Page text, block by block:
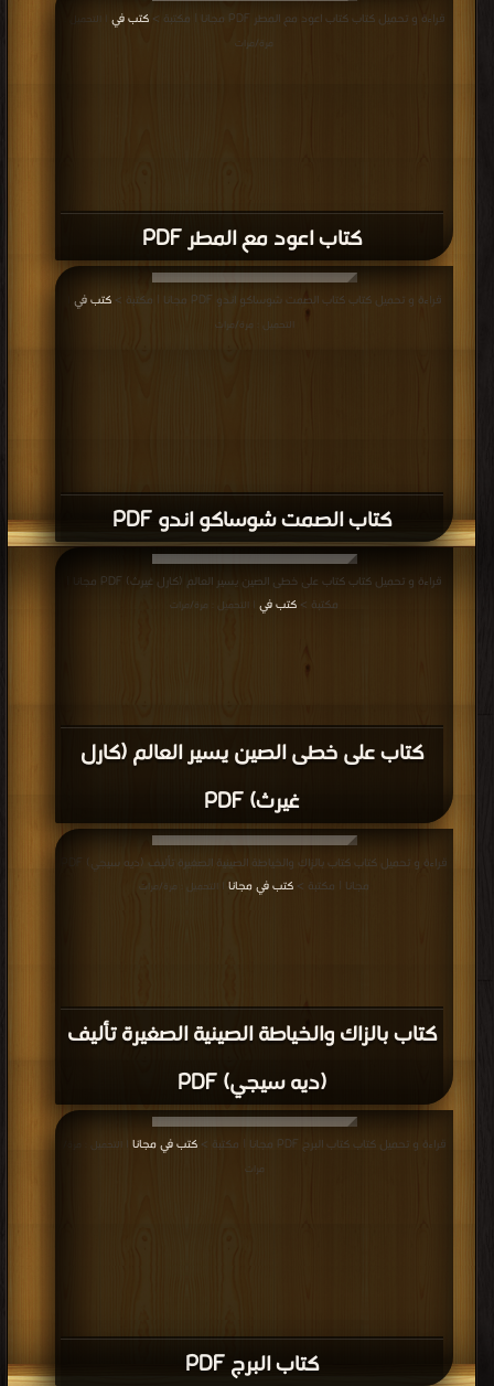
كتاب اعود مع المطر PDF
قراءة و تحميل كتاب كتاب اعود مع المطر PDF مجانا | مكتبة > كتب في
| التحميل :
مرة/مرات
كتاب الصمت شوساكو اندو PDF
قراءة و تحميل كتاب كتاب الصمت شوساكو اندو PDF مجانا | مكتبة > كتب في
التحميل : مرة/مرات
كتاب على خطى الصين يسير العالم (كارل
غيرث) PDF
قراءة و تحميل كتاب كتاب على خطى الصين يسير العالم (كارل غيرث) PDF مجانا |
مكتبة > كتب في | التحميل : مرة/مرات
كتاب بالزاك والخياطة الصينية الصغيرة تأليف
(ديه سيجي) PDF
مجانا | مكتبة > كتب في مجانا | التحميل : مرة/مرات
كتاب البرج PDF
قراءة و تحميل كتاب كتاب البرج PDF مجانا | مكتبة > كتب في مجانا | التحميل : مرة/
مرات